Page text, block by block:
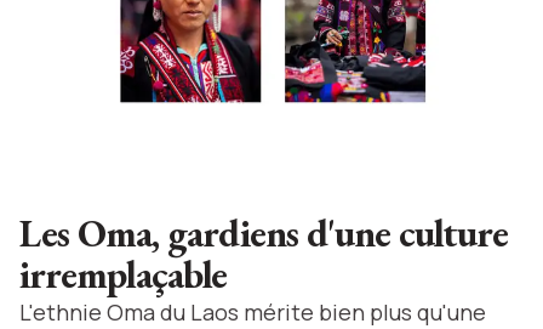
Les Oma, gardiens d'une culture
irremplaçable
L'ethnie Oma du Laos mérite bien plus qu'une